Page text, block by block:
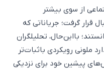
از سوی بیشتر
قرار گرفت؛ جریاناتی که
بااین‌حال، تحلیلگران
ملونی رویکردی باثبات‌تر
پیشین خود برای نزدیکی